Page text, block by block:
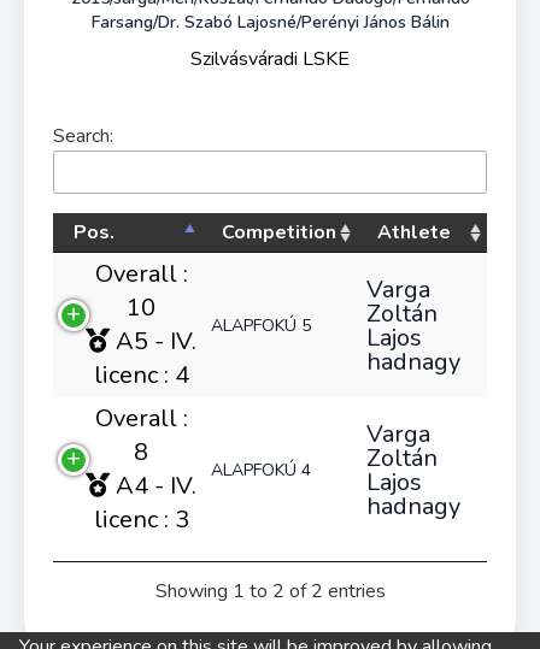
Farsang/Dr. Szabó Lajosné/Perényi János Bálin
Szilvásváradi LSKE
Search:
Pos. Competition Athlete
Overall :
10
A5 - IV.
licenc : 4
ALAPFOKÚ 5
Varga
Zoltán
Lajos
hadnagy
Overall :
8
A4 - IV.
licenc : 3
ALAPFOKÚ 4
Varga
Zoltán
Lajos
hadnagy
Showing 1 to 2 of 2 entries